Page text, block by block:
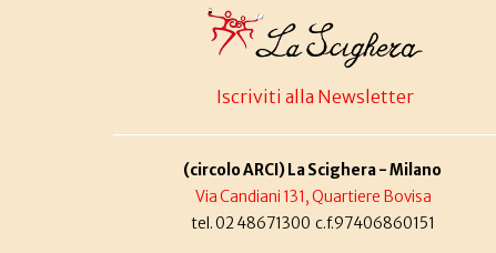
Iscriviti alla Newsletter
(circolo ARCI) La Scighera - Milano
Via Candiani 131, Quartiere Bovisa
tel. 02 48671300 c.f.97406860151